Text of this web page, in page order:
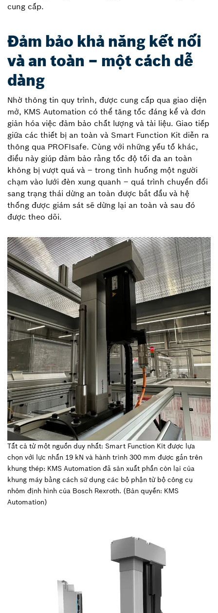
cung cấp.
Đảm bảo khả năng kết nối
và an toàn – một cách dễ
dàng
Nhờ thông tin quy trình, được cung cấp qua giao diện
mở, KMS Automation có thể tăng tốc đáng kể và đơn
giản hóa việc đảm bảo chất lượng và tài liệu. Giao tiếp
giữa các thiết bị an toàn và Smart Function Kit diễn ra
thông qua PROFIsafe. Cùng với những yếu tố khác,
điều này giúp đảm bảo rằng tốc độ tối đa an toàn
không bị vượt quá và – trong tình huống một người
chạm vào lưới đèn xung quanh – quá trình chuyển đổi
sang trạng thái dừng an toàn được bắt đầu và hệ
thống được giám sát sẽ dừng lại an toàn và sau đó
được theo dõi.
Tất cả từ một nguồn duy nhất: Smart Function Kit được lựa
chọn với lực nhấn 19 kN và hành trình 300 mm được gắn trên
khung thép: KMS Automation đã sản xuất phần còn lại của
khung máy bằng cách sử dụng các bộ phận từ bộ công cụ
nhôm định hình của Bosch Rexroth. (Bản quyền: KMS
Automation)